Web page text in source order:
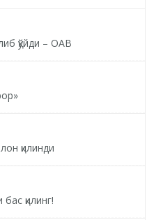
қўйди – ОАВ
қилинди
қилинг!